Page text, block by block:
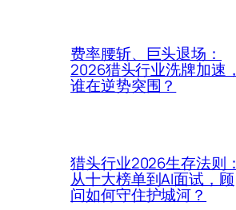
费率腰斩、巨头退场：
2026猎头行业洗牌加速，
谁在逆势突围？
猎头行业2026生存法则：
从十大榜单到AI面试，顾
问如何守住护城河？